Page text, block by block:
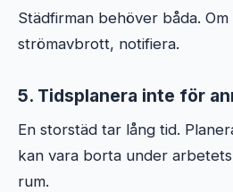
Städfirman behöver båda.
strömavbrott, notifiera.
5. Tidsplanera inte för
En storstäd tar lång tid.
kan vara borta under
rum.